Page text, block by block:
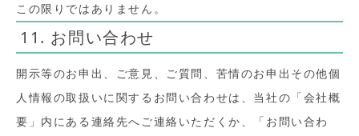
この限りではありません。
11. お問い合わせ
開示等のお申出、ご意見、ご質問、苦情のお申出その他個
人情報の取扱いに関するお問い合わせは、当社の「会社概
要」内にある連絡先へご連絡いただくか、「お問い合わ